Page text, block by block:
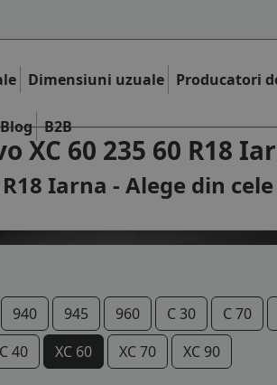
Dimensiuni uzuale Producatori
Blog B2B
XC 60 235 60 R18
Iarna - Alege din cele
940 945 960 C 30 C 70
40 XC 60 XC 70 XC 90